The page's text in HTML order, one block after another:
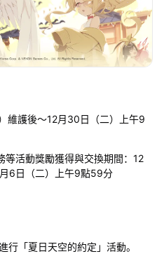
維護後～12月30日（二）上午9
等活動獎勵獲得與交換期間：12
6日（二）上午9點59分
「夏日天空的約定」活動。